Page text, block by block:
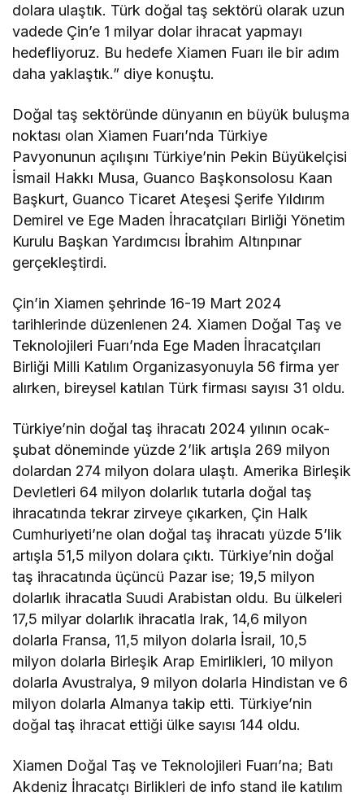
dolara ulaştık. Türk doğal taş sektörü olarak uzun
vadede Çin’e 1 milyar dolar ihracat yapmayı
hedefliyoruz. Bu hedefe Xiamen Fuarı ile bir adım
daha yaklaştık.” diye konuştu.
Doğal taş sektöründe dünyanın en büyük buluşma
noktası olan Xiamen Fuarı’nda Türkiye
Pavyonunun açılışını Türkiye’nin Pekin Büyükelçisi
İsmail Hakkı Musa, Guanco Başkonsolosu Kaan
Başkurt, Guanco Ticaret Ateşesi Şerife Yıldırım
Demirel ve Ege Maden İhracatçıları Birliği Yönetim
Kurulu Başkan Yardımcısı İbrahim Altınpınar
gerçekleştirdi.
Çin’in Xiamen şehrinde 16-19 Mart 2024
tarihlerinde düzenlenen 24. Xiamen Doğal Taş ve
Teknolojileri Fuarı’nda Ege Maden İhracatçıları
Birliği Milli Katılım Organizasyonuyla 56 firma yer
alırken, bireysel katılan Türk firması sayısı 31 oldu.
Türkiye’nin doğal taş ihracatı 2024 yılının ocak-
şubat döneminde yüzde 2’lik artışla 269 milyon
dolardan 274 milyon dolara ulaştı. Amerika Birleşik
Devletleri 64 milyon dolarlık tutarla doğal taş
ihracatında tekrar zirveye çıkarken, Çin Halk
Cumhuriyeti’ne olan doğal taş ihracatı yüzde 5’lik
artışla 51,5 milyon dolara çıktı. Türkiye’nin doğal
taş ihracatında üçüncü Pazar ise; 19,5 milyon
dolarlık ihracatla Suudi Arabistan oldu. Bu ülkeleri
17,5 milyar dolarlık ihracatla Irak, 14,6 milyon
dolarla Fransa, 11,5 milyon dolarla İsrail, 10,5
milyon dolarla Birleşik Arap Emirlikleri, 10 milyon
dolarla Avustralya, 9 milyon dolarla Hindistan ve 6
milyon dolarla Almanya takip etti. Türkiye’nin
doğal taş ihracat ettiği ülke sayısı 144 oldu.
Xiamen Doğal Taş ve Teknolojileri Fuarı’na; Batı
Akdeniz İhracatçı Birlikleri de info stand ile katılım